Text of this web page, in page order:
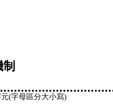
(字母區分大小寫)